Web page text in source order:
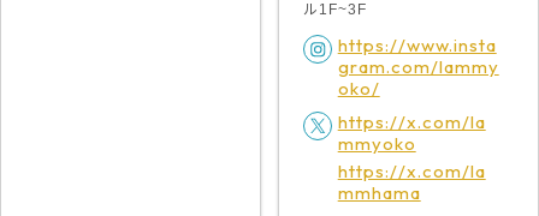
ル1F~3F
https://www.insta
gram.com/lammy
oko/
https://x.com/la
mmyoko
https://x.com/la
mmhama